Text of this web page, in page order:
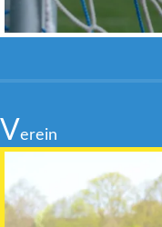
Verein